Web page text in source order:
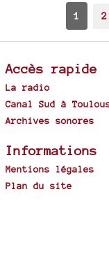
1 2
Accès rapide
La radio
Canal Sud à
Archives sonores
Informations
Mentions légales
Plan du site